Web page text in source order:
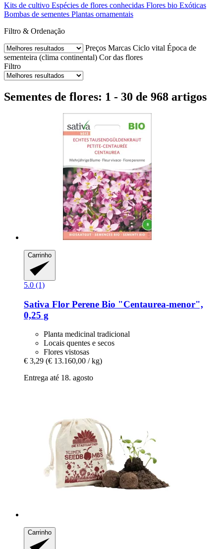
Kits de cultivo Espécies de flores conhecidas Flores bio Exóticas
Bombas de sementes Plantas ornamentais
Filtro & Ordenação
Preços Marcas Ciclo vital Época de
sementeira (clima continental) Cor das flores
Filtro
Sementes de flores: 1 - 30 de 968 artigos
Carrinho
5.0 (1)
Sativa Flor Perene Bio "Centaurea-​menor",
0,25 g
Planta medicinal tradicional
Locais quentes e secos
Flores vistosas
€ 3,29 (€ 13.160,00 / kg)
Entrega até 18. agosto
Carrinho